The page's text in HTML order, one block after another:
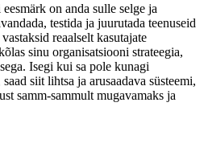
on anda sulle selge ja
testida ja juurutada teenuseid
reaalselt kasutajate
sinu organisatsiooni strateegia,
Isegi kui sa pole kunagi
siit lihtsa ja arusaadava süsteemi,
samm-sammult mugavamaks ja